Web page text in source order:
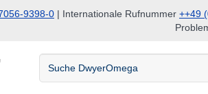
9398-0 | Internationale Rufnummer ++49
Suche
DwyerOmega